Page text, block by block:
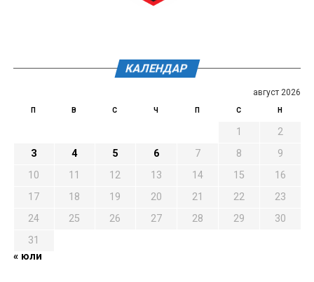
КАЛЕНДАР
август 2026
П В С Ч П С Н
1
2
3
4 5 6 7 8
9
10
11 12 13 14 15
16
17
18 19 20 21 22
23
24
25 26 27 28 29
30
31
« юли